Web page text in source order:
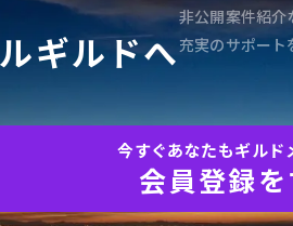
ギルドへ
非公開案件紹介
充実のサポート
今すぐあなたもギルド
会員登録を